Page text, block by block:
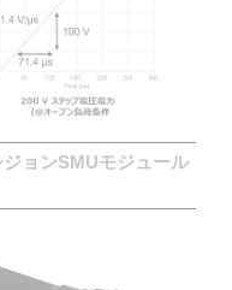
ョンSMUモジュール